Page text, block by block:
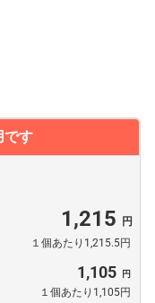
です
1,215
１個あたり1,215.5円
1,105
１個あたり1,105円